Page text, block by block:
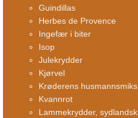
Guindillas
Herbes de Provence
Ingefær i biter
Isop
Julekrydder
Kjørvel
Krøderens husmannsmiks
Kvannrot
Lammekrydder, sydlandsk